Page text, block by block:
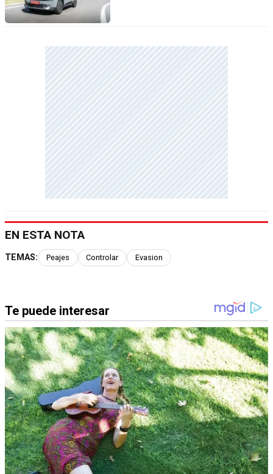
EN ESTA NOTA
TEMAS: Peajes Controlar Evasion